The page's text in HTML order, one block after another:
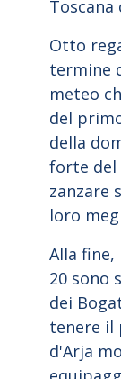
Toscana
Otto
termine
meteo
del
della
forte del
zanzare
loro
Alla
20 sono
dei
tenere il
d'Arja